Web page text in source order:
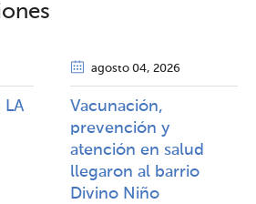
LA
agosto 04, 2026
Vacunación,
prevención y
atención en salud
llegaron al barrio
Divino Niño